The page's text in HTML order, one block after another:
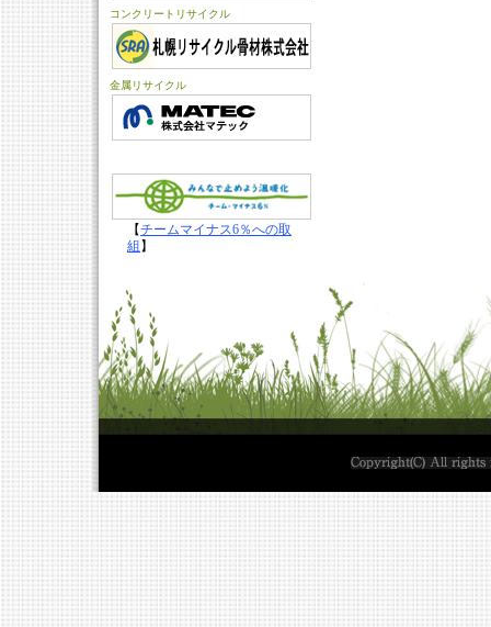
コンクリートリサイクル
金属リサイクル
【チームマイナス6％への取
組 】